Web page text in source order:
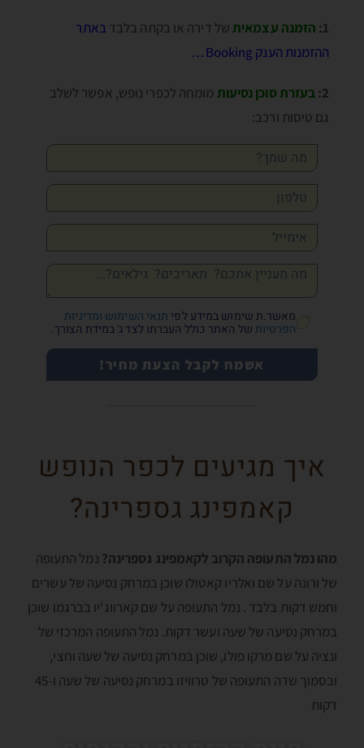
1: הזמנה עצמאיתשל דירה או בקתה בלבד באתר
ההזמנות הענק Booking…
2: בעזרת סוכן נסיעות מומחה לכפרי נופש, אפשר לשלב
גם טיסות ורכב:
מאשר.ת שימוש במידע לפיתנאי השימוש ומדיניות
הפרטיותשל האתר כולל העברתו לצד ג' במידת הצורך.
אשמח לקבל הצעת מחיר!
איך מגיעים לכפר הנופש
קאמפינג גספרינה?
מהו נמל התעופה הקרוב לקאמפינג גספרינה? נמל התעופה
של ורונה על שם ואלריו קאטולו שוכן במרחק נסיעה של עשרים
וחמש דקות בלבד . נמל התעופה על שם קארווג'יו בברגמו שוכן
במרחק נסיעה של שעה ועשר דקות. נמל התעופה המרכזי של
ונציה על שם מרקו פולו, שוכן במרחק נסיעה של שעה וחצי,
ובסמוך שדה התעופה של טרוויזו במרחק נסיעה של שעה ו-45
דקות